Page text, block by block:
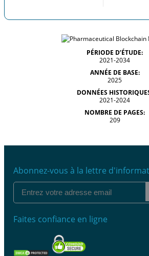
PÉRIODE D’ÉTUDE:
2021-2034
ANNÉE DE BASE:
2025
DONNÉES
2021-2024
NOMBRE DE PAGES:
209
Abonnez-vous à la lettre
Faites confiance en ligne